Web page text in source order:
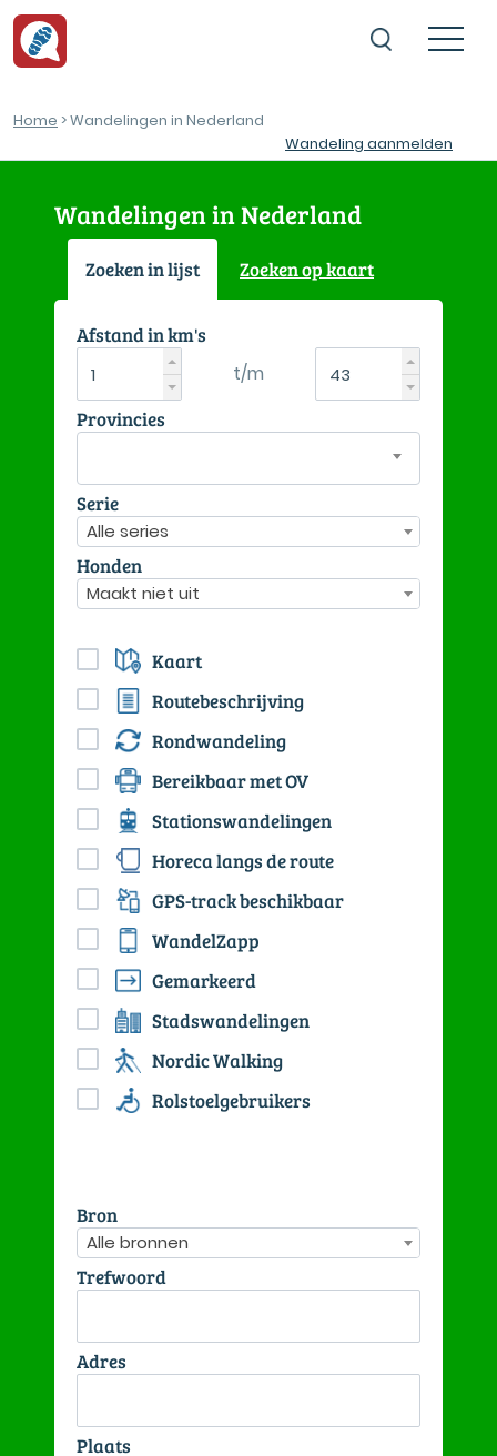
Home > Wandelingen in Nederland
Wandeling aanmelden
Wandelingen in Nederland
Zoeken in lijst Zoeken op kaart
Afstand in km's
t/m
Provincies
Serie
Alle series
Honden
Maakt niet uit
Kaart
Routebeschrijving
Rondwandeling
Bereikbaar met OV
Stationswandelingen
Horeca langs de route
GPS-track beschikbaar
WandelZapp
Gemarkeerd
Stadswandelingen
Nordic Walking
Rolstoelgebruikers
Bron
Alle bronnen
Trefwoord
Adres
Plaats